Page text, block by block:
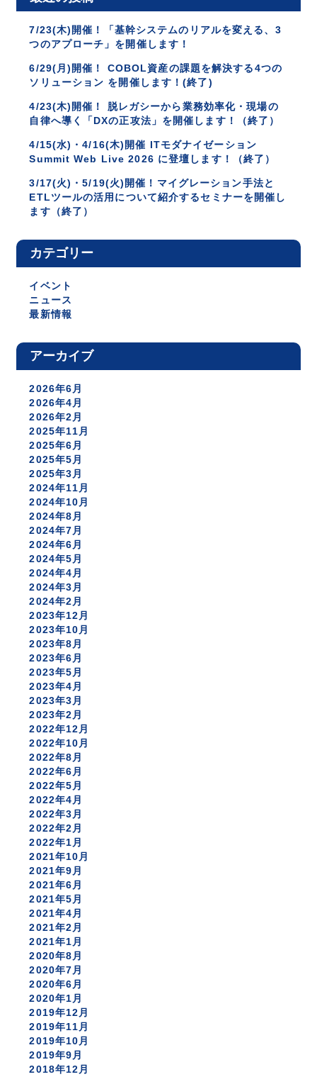
7/23(木)開催！「基幹システムのリアルを変える、3
つのアプローチ」を開催します！
6/29(月)開催！ COBOL資産の課題を解決する4つの
ソリューション を開催します！(終了)
4/23(木)開催！ 脱レガシーから業務効率化・現場の
自律へ導く「DXの正攻法」を開催します！（終了）
4/15(水)・4/16(木)開催 ITモダナイゼーション
Summit Web Live 2026 に登壇します！（終了）
3/17(火)・5/19(火)開催！マイグレーション手法と
ETLツールの活用について紹介するセミナーを開催し
ます（終了）
カテゴリー
イベント
ニュース
最新情報
アーカイブ
2026年6月
2026年4月
2026年2月
2025年11月
2025年6月
2025年5月
2025年3月
2024年11月
2024年10月
2024年8月
2024年7月
2024年6月
2024年5月
2024年4月
2024年3月
2024年2月
2023年12月
2023年10月
2023年8月
2023年6月
2023年5月
2023年4月
2023年3月
2023年2月
2022年12月
2022年10月
2022年8月
2022年6月
2022年5月
2022年4月
2022年3月
2022年2月
2022年1月
2021年10月
2021年9月
2021年6月
2021年5月
2021年4月
2021年2月
2021年1月
2020年8月
2020年7月
2020年6月
2020年1月
2019年12月
2019年11月
2019年10月
2019年9月
2018年12月